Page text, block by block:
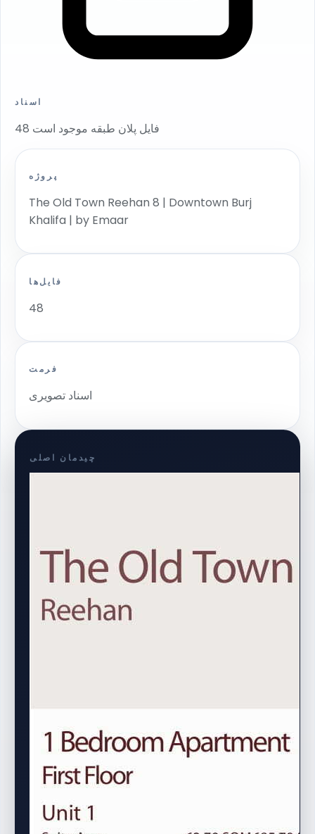
اسناد
48 فایل پلان طبقه موجود است
پروژه
The Old Town Reehan 8 | Downtown Burj
Khalifa | by Emaar
فایل‌ها
48
فرمت
اسناد تصویری
چیدمان اصلی